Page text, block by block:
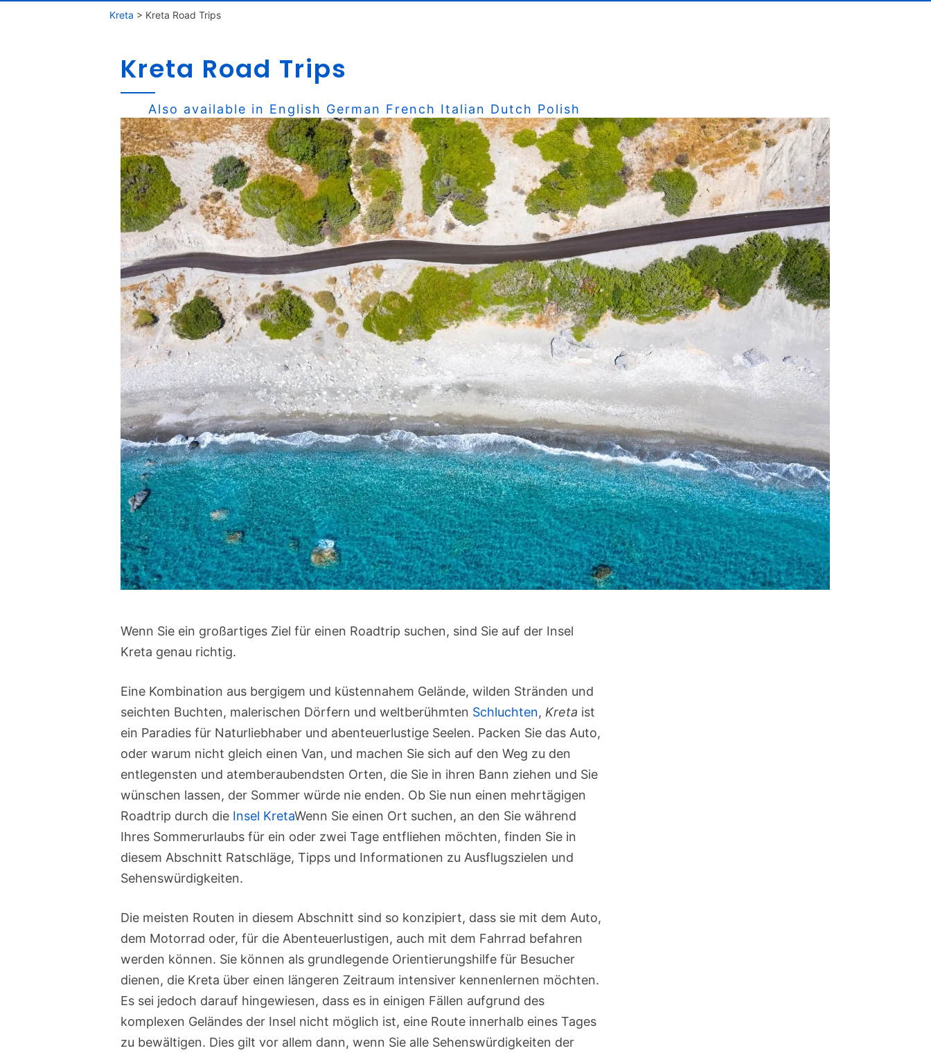
Kreta > Kreta Road Trips
Kreta Road Trips
Also available in English German French Italian Dutch Polish
Wenn Sie ein großartiges Ziel für einen Roadtrip suchen, sind Sie auf der Insel
Kreta genau richtig.
Eine Kombination aus bergigem und küstennahem Gelände, wilden Stränden und
seichten Buchten, malerischen Dörfern und weltberühmten Schluchten, Kreta ist
ein Paradies für Naturliebhaber und abenteuerlustige Seelen. Packen Sie das Auto,
oder warum nicht gleich einen Van, und machen Sie sich auf den Weg zu den
entlegensten und atemberaubendsten Orten, die Sie in ihren Bann ziehen und Sie
wünschen lassen, der Sommer würde nie enden. Ob Sie nun einen mehrtägigen
Roadtrip durch die Insel KretaWenn Sie einen Ort suchen, an den Sie während
Ihres Sommerurlaubs für ein oder zwei Tage entfliehen möchten, finden Sie in
diesem Abschnitt Ratschläge, Tipps und Informationen zu Ausflugszielen und
Sehenswürdigkeiten.
Die meisten Routen in diesem Abschnitt sind so konzipiert, dass sie mit dem Auto,
dem Motorrad oder, für die Abenteuerlustigen, auch mit dem Fahrrad befahren
werden können. Sie können als grundlegende Orientierungshilfe für Besucher
dienen, die Kreta über einen längeren Zeitraum intensiver kennenlernen möchten.
Es sei jedoch darauf hingewiesen, dass es in einigen Fällen aufgrund des
komplexen Geländes der Insel nicht möglich ist, eine Route innerhalb eines Tages
zu bewältigen. Dies gilt vor allem dann, wenn Sie alle Sehenswürdigkeiten der